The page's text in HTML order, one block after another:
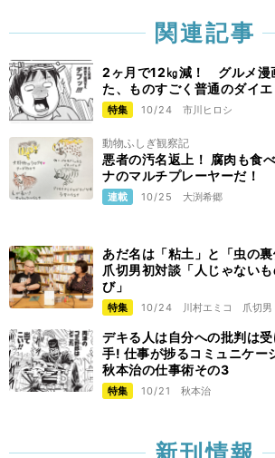
関連記事
2ヶ月で12㎏減！ グルメ漫
た、ものすごく普通のダイエ
特集 10/24 市川ヒロシ
動物ふしぎ観察記
悪者の汚名返上！ 腐肉も食
ナのマルチプレーヤーだ！
連載 10/25 大渕希郷
あだ名は「粘土」と「虫の
爪切男初対談「人じゃない
び」
特集 10/24 川村エミコ 爪切男
デキる人は自分への批判は
手! 仕事が捗るコミュニケー
秋本治の仕事術その3
特集 10/21 秋本治
新刊情報